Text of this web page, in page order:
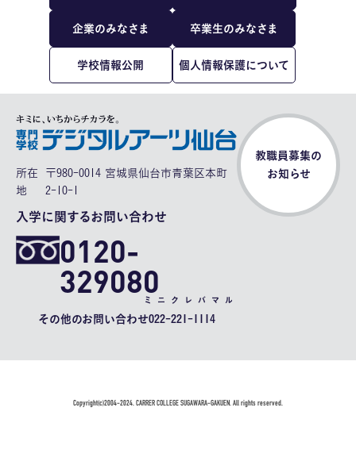
企業のみなさま 卒業生のみなさま
学校情報公開 個人情報保護について
所在
地
〒980-0014 宮城県仙台市青葉区本町
2-10-1
入学に関するお問い合わせ
0120-
329080
ミニクレバマル
その他のお問い合わせ022-221-1114
教職員募集の
お知らせ
Copyright(c)2004-2024. CARRER COLLEGE SUGAWARA-GAKUEN. All rights reserved.